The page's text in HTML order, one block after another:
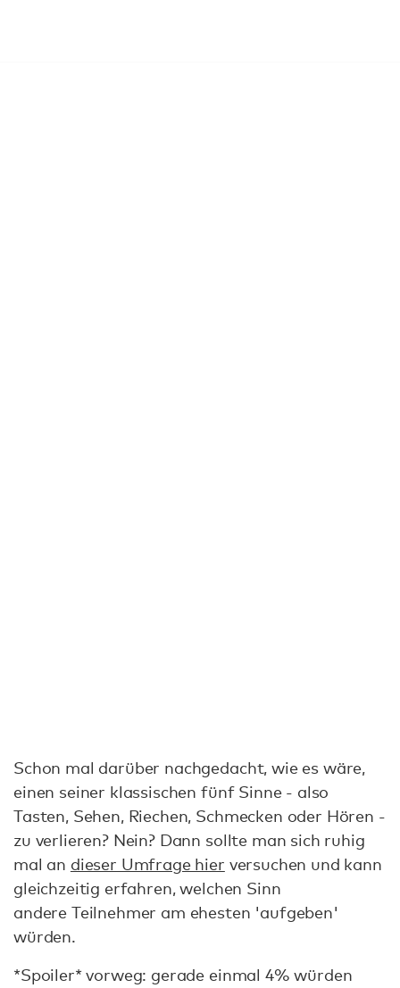
Schon mal darüber nachgedacht, wie es wäre,
einen seiner klassischen fünf Sinne - also
Tasten, Sehen, Riechen, Schmecken oder Hören -
zu verlieren? Nein? Dann sollte man sich ruhig
mal an dieser Umfrage hier versuchen und kann
gleichzeitig erfahren, welchen Sinn
andere Teilnehmer am ehesten 'aufgeben'
würden.
*Spoiler* vorweg: gerade einmal 4% würden